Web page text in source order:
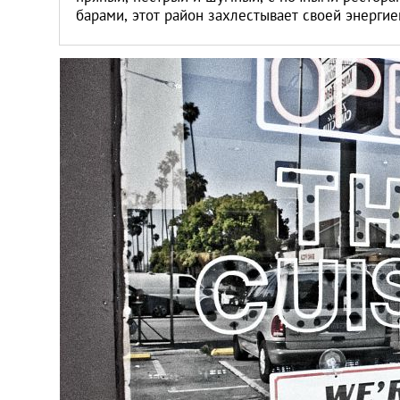
барами, этот район захлестывает своей